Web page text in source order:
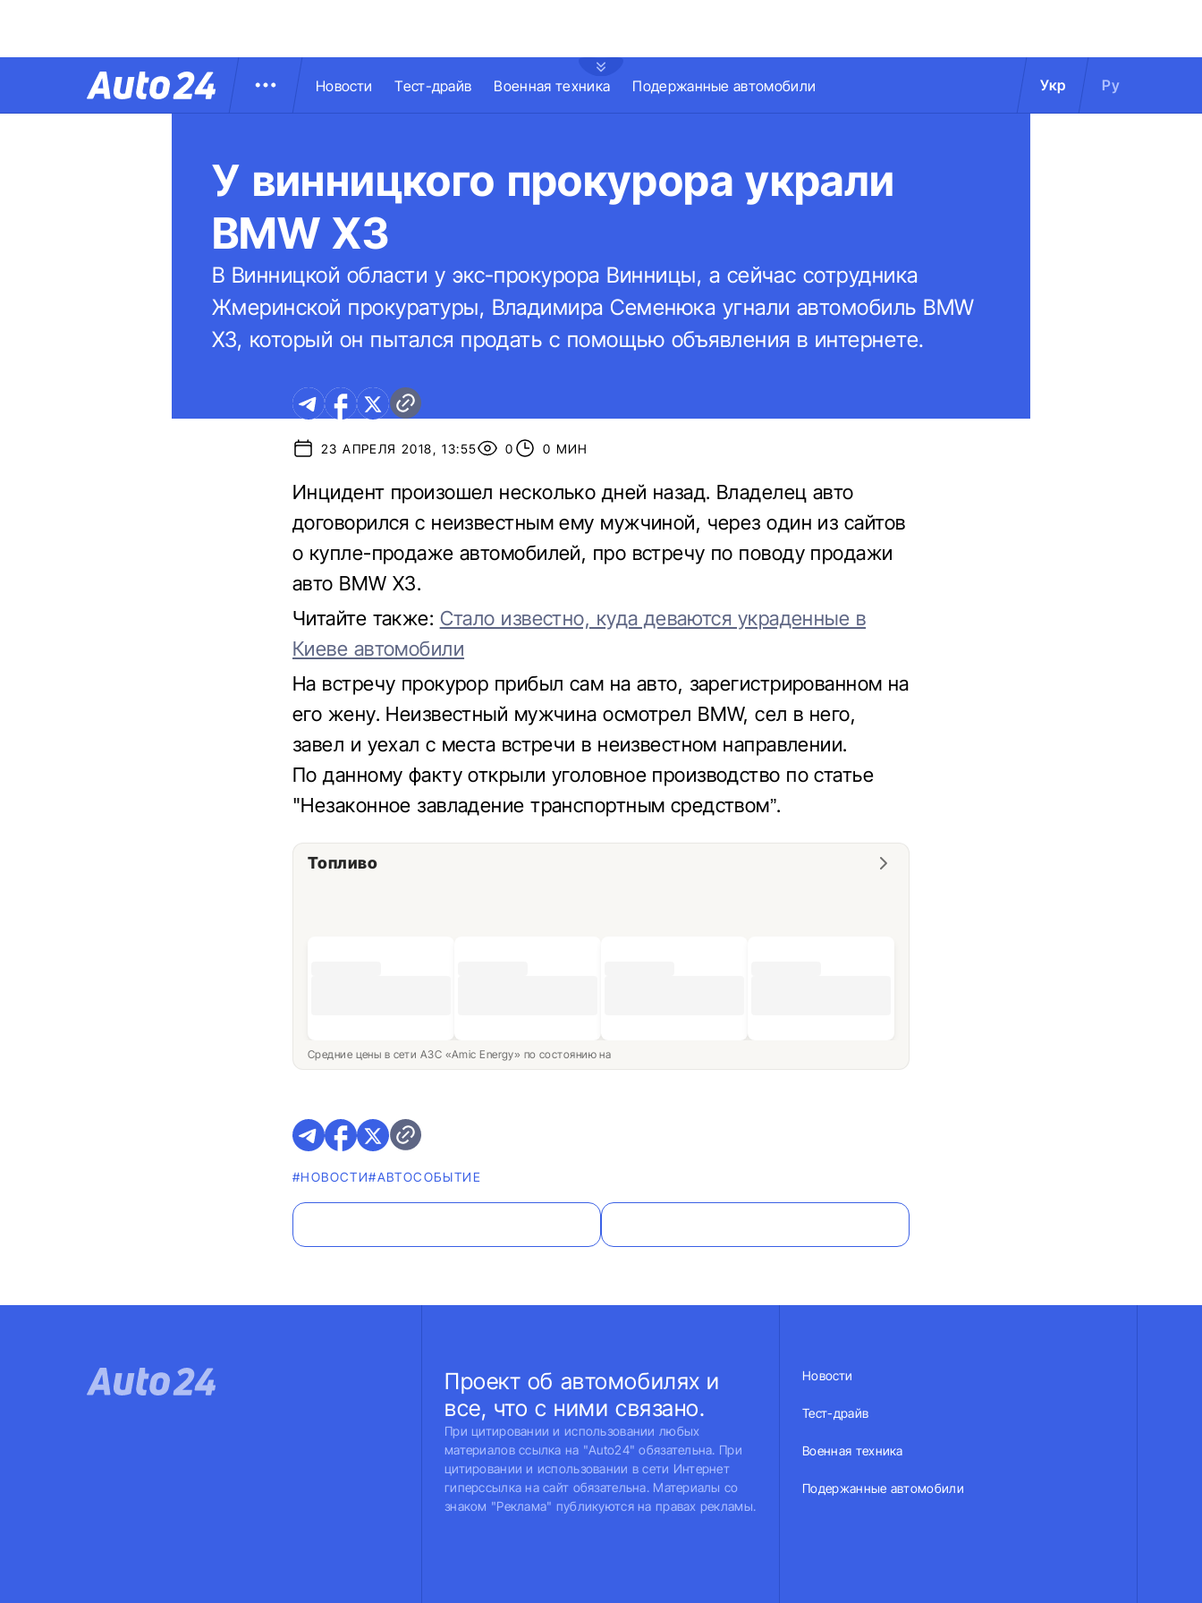
Новости Тест-драйв Военная техника Подержанные автомобили Укр Ру
У винницкого прокурора украли
BMW X3
В Винницкой области у экс-прокурора Винницы, а сейчас сотрудника
Жмеринской прокуратуры, Владимира Семенюка угнали автомобиль BMW
X3, который он пытался продать с помощью объявления в интернете.
23 АПРЕЛЯ 2018, 13:55 0 0 МИН
Инцидент произошел несколько дней назад. Владелец авто
договорился с неизвестным ему мужчиной, через один из сайтов
о купле-продаже автомобилей, про встречу по поводу продажи
авто BMW X3.
Читайте также: Стало известно, куда деваются украденные в
Киеве автомобили
На встречу прокурор прибыл сам на авто, зарегистрированном на
его жену. Неизвестный мужчина осмотрел BMW, сел в него,
завел и уехал с места встречи в неизвестном направлении.
По данному факту открыли уголовное производство по статье
"Незаконное завладение транспортным средством”.
Топливо
Средние цены в сети АЗС «Amic Energy» по состоянию на
#НОВОСТИ#АВТОСОБЫТИЕ
Проект об автомобилях и
все, что с ними связано.
При цитировании и использовании любых
материалов ссылка на "Auto24" обязательна. При
цитировании и использовании в сети Интернет
гиперссылка на сайт обязательна. Материалы со
знаком "Реклама" публикуются на правах рекламы.
Новости
Тест-драйв
Военная техника
Подержанные автомобили